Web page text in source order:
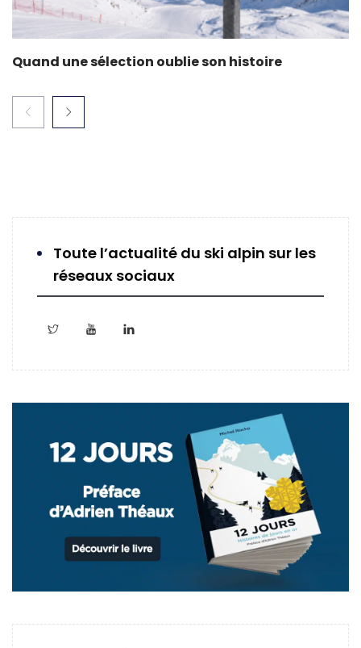
Quand une sélection oublie son histoire
Toute l’actualité du ski alpin sur les
réseaux sociaux